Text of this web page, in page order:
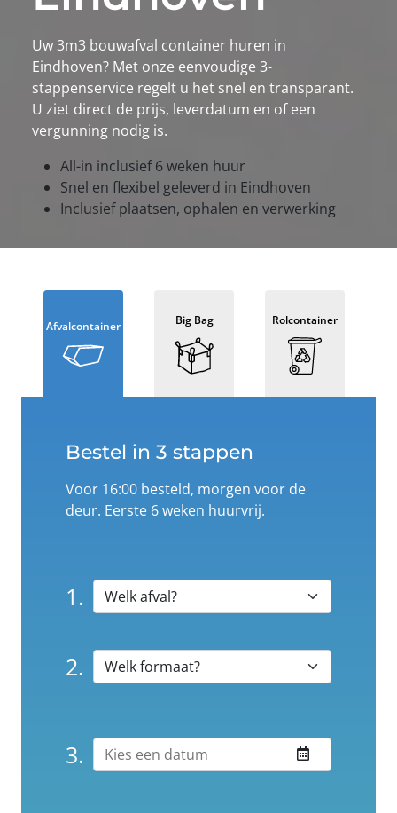
Uw 3m3 bouwafval container huren in
Eindhoven? Met onze eenvoudige 3-
stappenservice regelt u het snel en transparant.
U ziet direct de prijs, leverdatum en of een
vergunning nodig is.
All-in inclusief 6 weken huur
Snel en flexibel geleverd in Eindhoven
Inclusief plaatsen, ophalen en verwerking
Afvalcontainer Big Bag Rolcontainer
Bestel in 3 stappen
Voor 16:00 besteld, morgen voor de
deur. Eerste 6 weken huurvrij.
1.
2.
3.